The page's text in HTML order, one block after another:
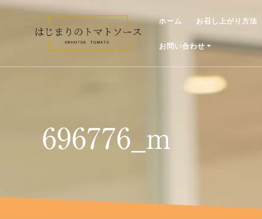
コ
へ
ホーム お召し上がり方法
お問い合わせ
696776_m